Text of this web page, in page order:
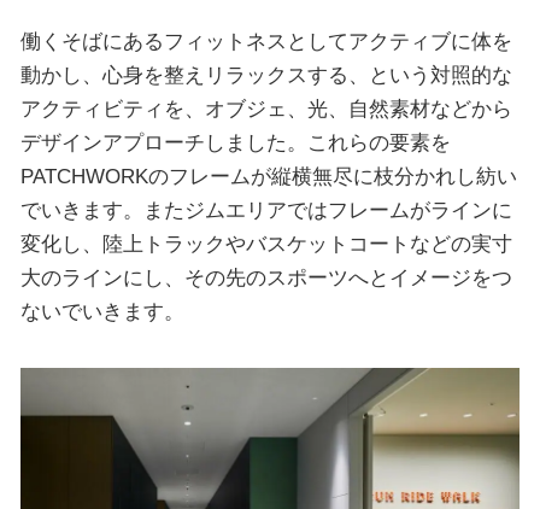
働くそばにあるフィットネスとしてアクティブに体を
動かし、心身を整えリラックスする、という対照的な
アクティビティを、オブジェ、光、自然素材などから
デザインアプローチしました。これらの要素を
PATCHWORKのフレームが縦横無尽に枝分かれし紡い
でいきます。またジムエリアではフレームがラインに
変化し、陸上トラックやバスケットコートなどの実寸
大のラインにし、その先のスポーツへとイメージをつ
ないでいきます。